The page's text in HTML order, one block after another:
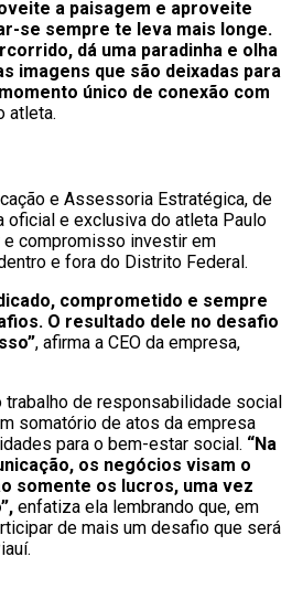
a paisagem e aproveite
se sempre te leva mais longe.
dá uma paradinha e olha
imagens que são deixadas para
único de conexão com
atleta.
e Assessoria Estratégica, de
oficial e exclusiva do atleta Paulo
compromisso investir em
e fora do Distrito Federal.
comprometido e sempre
O resultado dele no desafio
, afirma a CEO da empresa,
trabalho de responsabilidade social
somatório de atos da empresa
para o bem-estar social. “Na
os negócios visam o
somente os lucros, uma vez
enfatiza ela lembrando que, em
de mais um desafio que será